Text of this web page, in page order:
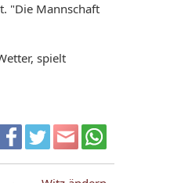
"Die Mannschaft
spielt